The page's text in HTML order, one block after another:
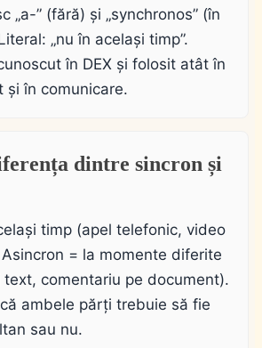
„a-” (fără) și „synchronos” (în
„nu în același timp”.
în DEX și folosit atât în
și în comunicare.
dintre sincron și
timp (apel telefonic, video
= la momente diferite
comentariu pe document).
ambele părți trebuie să fie
sau nu.